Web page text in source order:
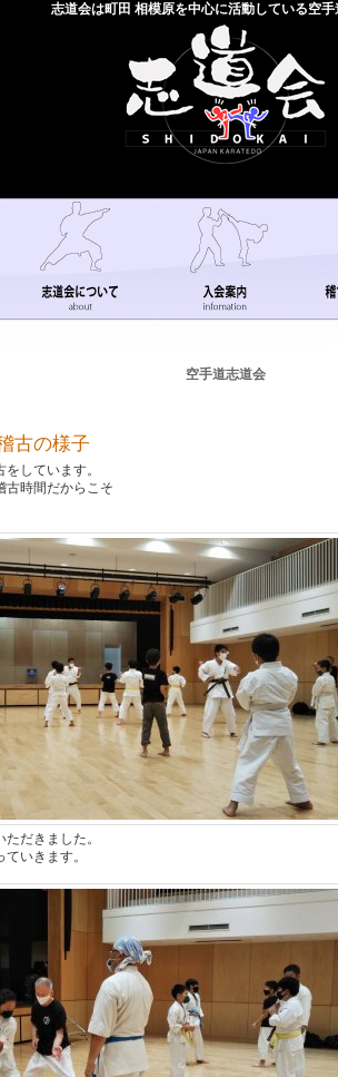
志道会は町田 相模原を中心に活動している空手
空手道志道会
古の様子
しています。
古時間だからこそ
だきました。
いきます。